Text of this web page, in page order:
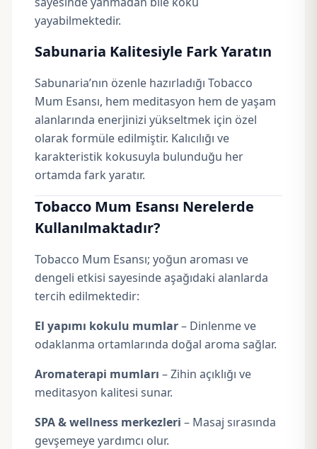
yayabilmektedir.
Sabunaria Kalitesiyle Fark Yaratın
Sabunaria’nın özenle hazırladığı Tobacco
Mum Esansı, hem meditasyon hem de yaşam
alanlarında enerjinizi yükseltmek için özel
olarak formüle edilmiştir. Kalıcılığı ve
karakteristik kokusuyla bulunduğu her
ortamda fark yaratır.
Tobacco Mum Esansı Nerelerde
Kullanılmaktadır?
Tobacco Mum Esansı; yoğun aroması ve
dengeli etkisi sayesinde aşağıdaki alanlarda
tercih edilmektedir:
El yapımı kokulu mumlar– Dinlenme ve
odaklanma ortamlarında doğal aroma sağlar.
Aromaterapi mumları – Zihin açıklığı ve
meditasyon kalitesi sunar.
SPA & wellness merkezleri – Masaj sırasında
gevşemeye yardımcı olur.